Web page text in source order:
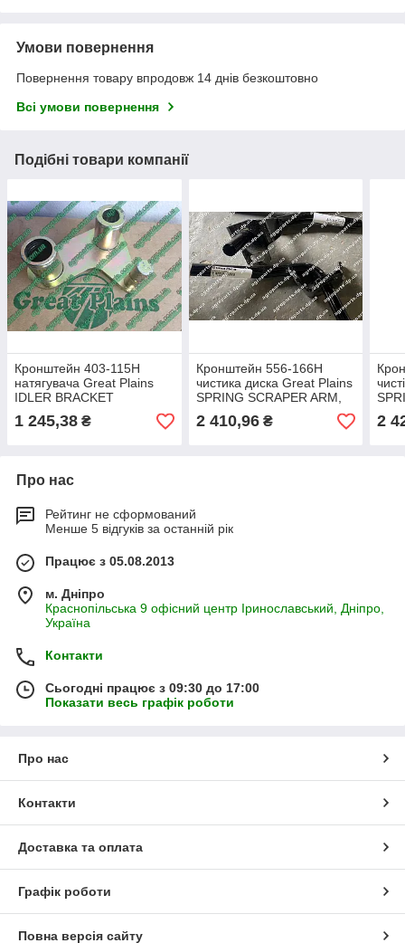
Умови повернення
Повернення товару впродовж 14 днів безкоштовно
Всі умови повернення
Подібні товари компанії
Кронштейн 403-115H
натягувача Great Plains
IDLER BRACKET
WELDMENT 403-115Н
1 245,38 ₴
Кронштейн 556-166H
чистика диска Great Plains
SPRING SCRAPER ARM,
LH 556-166Н
2 410,96₴
RH
2
Про нас
Рейтинг не сформований
Менше 5 відгуків за останній рік
Працює з 05.08.2013
м. Дніпро
Краснопільська 9 офісний центр Іринославський, Дніпро,
Україна
Контакти
Сьогодні працює з 09:30 до 17:00
Показати весь графік роботи
Про нас
Контакти
Доставка та оплата
Графік роботи
Повна версія сайту